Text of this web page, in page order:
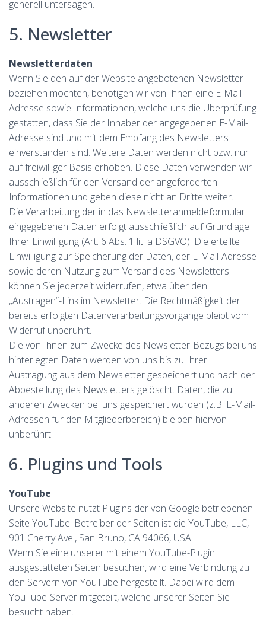
generell untersagen.
5. Newsletter
Newsletterdaten
Wenn Sie den auf der Website angebotenen Newsletter
beziehen möchten, benötigen wir von Ihnen eine E-Mail-
Adresse sowie Informationen, welche uns die Überprüfung
gestatten, dass Sie der Inhaber der angegebenen E-Mail-
Adresse sind und mit dem Empfang des Newsletters
einverstanden sind. Weitere Daten werden nicht bzw. nur
auf freiwilliger Basis erhoben. Diese Daten verwenden wir
ausschließlich für den Versand der angeforderten
Informationen und geben diese nicht an Dritte weiter.
Die Verarbeitung der in das Newsletteranmeldeformular
eingegebenen Daten erfolgt ausschließlich auf Grundlage
Ihrer Einwilligung (Art. 6 Abs. 1 lit. a DSGVO). Die erteilte
Einwilligung zur Speicherung der Daten, der E-Mail-Adresse
sowie deren Nutzung zum Versand des Newsletters
können Sie jederzeit widerrufen, etwa über den
„Austragen“-Link im Newsletter. Die Rechtmäßigkeit der
bereits erfolgten Datenverarbeitungsvorgänge bleibt vom
Widerruf unberührt.
Die von Ihnen zum Zwecke des Newsletter-Bezugs bei uns
hinterlegten Daten werden von uns bis zu Ihrer
Austragung aus dem Newsletter gespeichert und nach der
Abbestellung des Newsletters gelöscht. Daten, die zu
anderen Zwecken bei uns gespeichert wurden (z.B. E-Mail-
Adressen für den Mitgliederbereich) bleiben hiervon
unberührt.
6. Plugins und Tools
YouTube
Unsere Website nutzt Plugins der von Google betriebenen
Seite YouTube. Betreiber der Seiten ist die YouTube, LLC,
901 Cherry Ave., San Bruno, CA 94066, USA.
Wenn Sie eine unserer mit einem YouTube-Plugin
ausgestatteten Seiten besuchen, wird eine Verbindung zu
den Servern von YouTube hergestellt. Dabei wird dem
YouTube-Server mitgeteilt, welche unserer Seiten Sie
besucht haben.